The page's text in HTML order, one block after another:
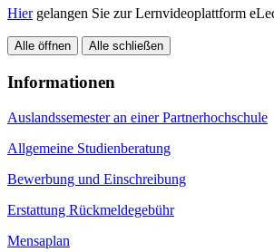
Hiergelangen Sie zur Lernvideoplattform
Alle öffnen Alle schließen
Informationen
Auslandssemester an einer Partnerhochschule
Allgemeine Studienberatung
Bewerbung und Einschreibung
Erstattung Rückmeldegebühr
Mensaplan